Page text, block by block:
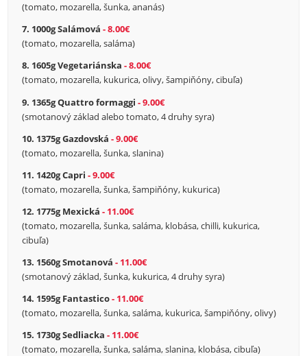
(tomato, mozarella, šunka, ananás)
7. 1000g Salámová
8.00€
(tomato, mozarella, saláma)
8. 1605g Vegetariánska
8.00€
(tomato, mozarella, kukurica, olivy, šampiňóny, cibuľa)
9. 1365g Quattro formaggi
9.00€
(smotanový základ alebo tomato, 4 druhy syra)
10. 1375g Gazdovská
9.00€
(tomato, mozarella, šunka, slanina)
11. 1420g Capri
9.00€
(tomato, mozarella, šunka, šampiňóny, kukurica)
12. 1775g Mexická
11.00€
(tomato, mozarella, šunka, saláma, klobása, chilli, kukurica,
cibuľa)
13. 1560g Smotanová
11.00€
(smotanový základ, šunka, kukurica, 4 druhy syra)
14. 1595g Fantastico
11.00€
(tomato, mozarella, šunka, saláma, kukurica, šampiňóny, olivy)
15. 1730g Sedliacka
11.00€
(tomato, mozarella, šunka, saláma, slanina, klobása, cibuľa)